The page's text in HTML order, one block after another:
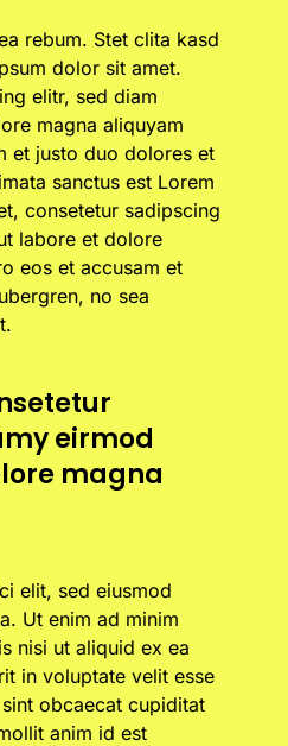
rebum. Stet clita kasd
dolor sit amet.
elitr, sed diam
magna aliquyam
et justo duo dolores et
sanctus est Lorem
consetetur sadipscing
labore et dolore
eos et accusam et
no sea
eirmod
magna
elit, sed eiusmod
Ut enim ad minim
nisi ut aliquid ex ea
in voluptate velit esse
obcaecat cupiditat
anim id est